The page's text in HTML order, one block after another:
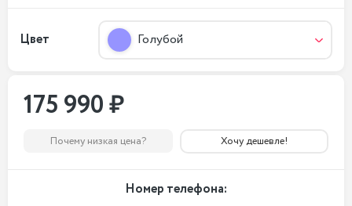
Цвет Голубой
175 990 ₽
Почему низкая цена? Хочу дешевле!
Номер телефона: